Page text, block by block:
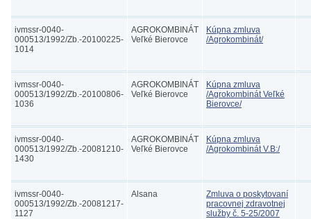
ivmssr-0040-
000513/1992/Zb.-20100225-
1014
AGROKOMBINÁT
Veľké Bierovce
Kúpna zmluva
/Agrokombinát/
ivmssr-0040-
000513/1992/Zb.-20100806-
1036
AGROKOMBINÁT
Veľké Bierovce
Kúpna zmluva
/Agrokombinát Veľké
Bierovce/
ivmssr-0040-
000513/1992/Zb.-20081210-
1430
AGROKOMBINÁT
Veľké Bierovce
Kúpna zmluva
/Agrokombinát V.B:/
ivmssr-0040-
000513/1992/Zb.-20081217-
1127
Alsana
Zmluva o poskytovaní
pracovnej zdravotnej
služby č. 5-25/2007